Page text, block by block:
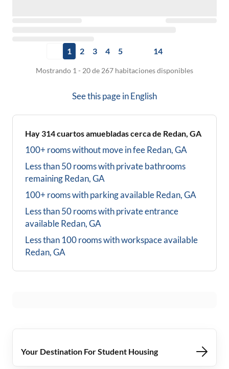
1 2 3 4 5 14
Mostrando 1 - 20 de 267 habitaciones disponibles
See this page inEnglish
Hay 314cuartos amuebladas cerca de Redan, GA
100+ rooms without move in feeRedan, GA
Less than 50 rooms with private bathrooms
remainingRedan, GA
100+ rooms with parking availableRedan, GA
Less than 50 rooms with private entrance
availableRedan, GA
Less than 100 rooms with workspace available
Redan, GA
Your Destination For Student Housing